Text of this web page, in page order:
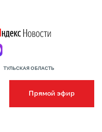
Прямой эфир
ТУЛЬСКАЯ ОБЛАСТЬ